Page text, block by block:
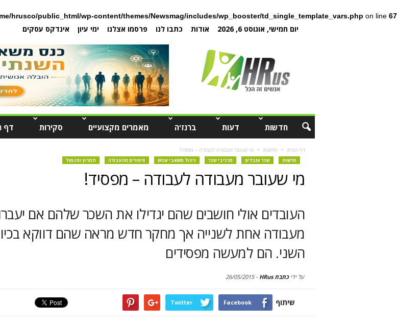
hrusco/public_html/wp-content/themes/Newsmag/includes/wp_booster/td_single_template_vars.php on line 67
יום חמישי, אוגוסט 6, 2026 אודות כתבו לנו פרסמו אצלנו ימי עיון אינדקס עסקים
חדשות דעות ברנז'ה מאמרים מקצועיים סקירות דף
דף הבית חדשות מי שעובר מעבודה לעבודה – מפסיד!
חדשות שכר עובדים מרכיבי שכר ניהול משאבי אנוש פיטורים מהעבודה תמרוץ ותגמול
מי שעובר מעבודה לעבודה – מפסיד!
העובדים אולי חושבים שהם יגדילו את השכר שלהם אם
מעבודה אחת לשנייה אך מחקר חדש מראה שהם דווקא
השני. הם למעשה מפסידים
על ידיכתבת HRus -
26/05/2015
שיתוף Facebook
Twitter